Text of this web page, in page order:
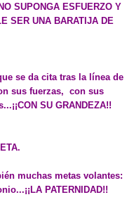
SUPONGA ESFUERZO Y
SER UNA BARATIJA DE
se da cita tras la línea de
sus fuerzas, con sus
SU GRANDEZA!!
muchas metas volantes:
PATERNIDAD!!